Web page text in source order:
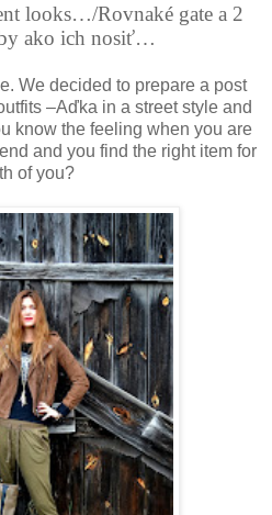
looks…/Rovnaké gate a 2
ako ich nosiť…
We decided to prepare a post
–Aďka in a street style and
know the feeling when you are
and you find the right item for
of you?